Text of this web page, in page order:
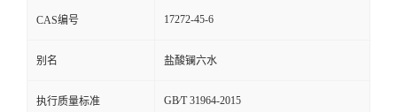
CAS编号 17272-45-6
别名 盐酸镧六水
执行质量标准 GB∕T 31964-2015